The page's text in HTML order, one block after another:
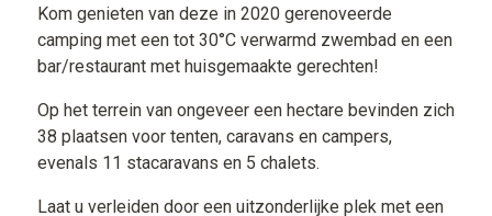
Kom genieten van deze in 2020 gerenoveerde
camping met een tot 30°C verwarmd zwembad en een
bar/restaurant met huisgemaakte gerechten!
Op het terrein van ongeveer een hectare bevinden zich
38 plaatsen voor tenten, caravans en campers,
evenals 11 stacaravans en 5 chalets.
Laat u verleiden door een uitzonderlijke plek met een